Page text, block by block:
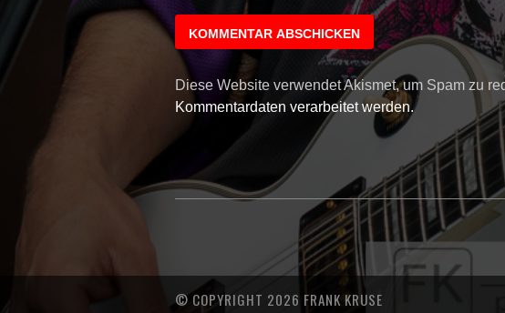
Diese Website verwendet Akismet, um Spam zu
Kommentardaten verarbeitet werden.
© COPYRIGHT 2026 FRANK KRUSE